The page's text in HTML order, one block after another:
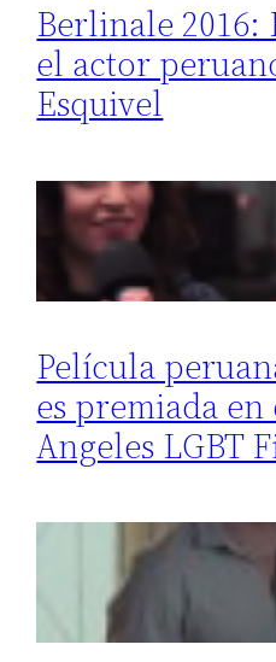
Berlinale 2016:
el actor
Esquivel
Película
es premiada en
Angeles LGBT